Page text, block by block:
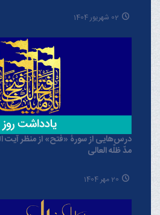
02 شهریور 1404
درس‌هایی از سورۀ «فتح» از منظر آیت
مدّ ظلّه العالی
20 مهر 1404